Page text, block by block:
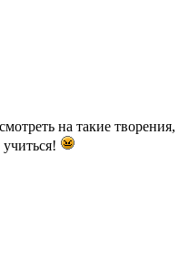
на такие творения,